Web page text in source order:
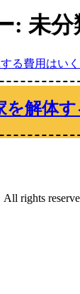
: 未分
を解体
rights